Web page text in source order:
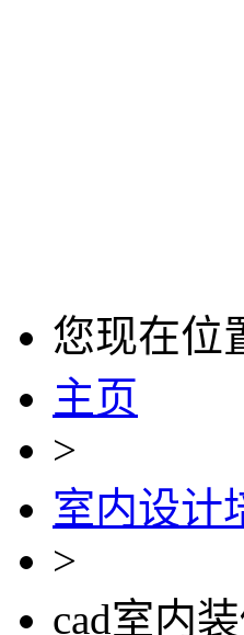
您现在位
主页
>
室内设计
>
cad室内